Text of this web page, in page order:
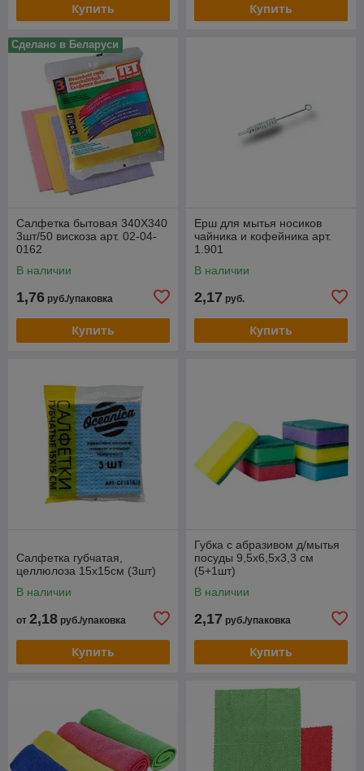
Купить Купить
Сделано в Беларуси
Салфетка бытовая 340Х340
3шт/50 вискоза арт. 02-04-
0162
В наличии
1,76 руб./упаковка
Купить
Ерш для мытья носиков
чайника и кофейника арт.
1.901
В наличии
2,17 руб.
Купить
Салфетка губчатая,
целлюлоза 15х15см (3шт)
В наличии
от 2,18 руб./упаковка
Купить
Губка с абразивом д/мытья
посуды 9,5х6,5х3,3 см
(5+1шт)
В наличии
2,17 руб./упаковка
Купить